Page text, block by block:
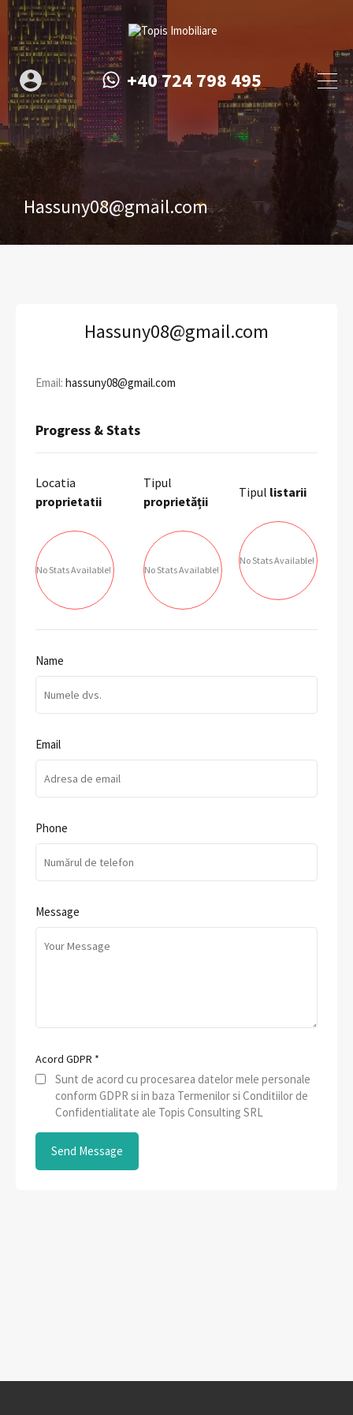
+40 724 798 495
Hassuny08@gmail.com
Hassuny08@gmail.com
Email: hassuny08@gmail.com
Progress & Stats
Locatia
proprietatii
No Stats Available!
Tipul
proprietății
No Stats Available!
Tipul listarii
No Stats Available!
Name
Email
Phone
Message
Acord GDPR *
Sunt de acord cu procesarea datelor mele personale
conform GDPR si in baza Termenilor si Conditiilor de
Confidentialitate ale Topis Consulting SRL